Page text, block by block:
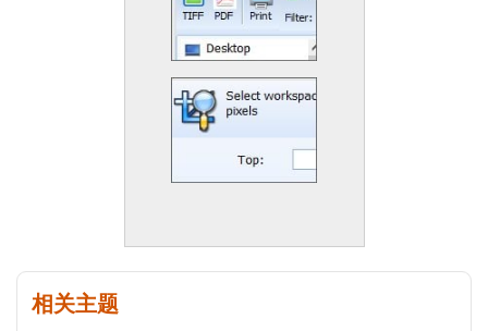
相关主题